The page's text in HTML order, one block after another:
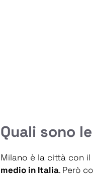
Quali sono
Milano è la città con
medio in Italia. Però